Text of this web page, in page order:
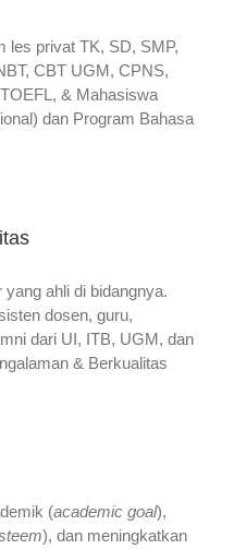
les privat TK, SD, SMP,
CBT UGM, CPNS,
& Mahasiswa
dan Program Bahasa
ahli di bidangnya.
dosen, guru,
dari UI, ITB, UGM, dan
& Berkualitas
(academic goal),
), dan meningkatkan